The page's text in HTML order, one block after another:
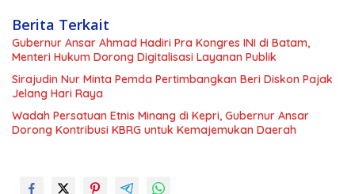
Berita Terkait
Gubernur Ansar Ahmad Hadiri Pra Kongres INI di Batam,
Menteri Hukum Dorong Digitalisasi Layanan Publik
Sirajudin Nur Minta Pemda Pertimbangkan Beri Diskon Pajak
Jelang Hari Raya
Wadah Persatuan Etnis Minang di Kepri, Gubernur Ansar
Dorong Kontribusi KBRG untuk Kemajemukan Daerah